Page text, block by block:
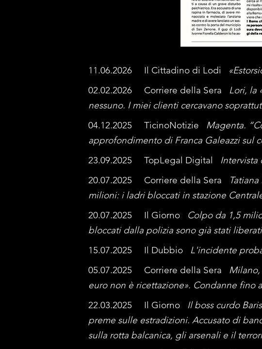
11.06.2026 Il Cittadino di Lodi
02.02.2026 Corriere della Sera Lori, la
nessuno. I miei clienti cercavano
04.12.2025 TicinoNotizie Magenta.
approfondimento di Franca Galeazzi sul
23.09.2025 TopLegal Digital Intervista
20.07.2025 Corriere della Sera
milioni: i ladri bloccati in stazione
20.07.2025 Il Giorno Colpo da 1,5
bloccati dalla polizia sono già stati liberati
15.07.2025 Il Dubbio L'incidente
05.07.2025 Corriere della Sera Milano,
euro non è ricettazione». Condanne fino
22.03.2025 Il Giorno Il boss curdo
preme sulle estradizioni. Accusato di
sulla rotta balcanica, gli arsenali e il